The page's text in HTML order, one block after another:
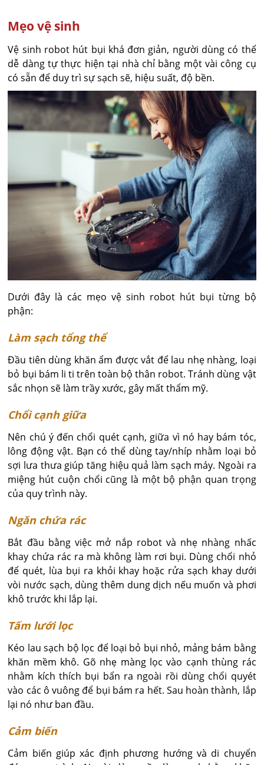
Mẹo vệ sinh
Vệ sinh robot hút bụi khá đơn giản, người dùng có thể
dễ dàng tự thực hiện tại nhà chỉ bằng một vài công cụ
có sẵn để duy trì sự sạch sẽ, hiệu suất, độ bền.
Dưới đây là các mẹo vệ sinh robot hút bụi từng bộ
phận:
Làm sạch tổng thể
Đầu tiên dùng khăn ẩm được vắt để lau nhẹ nhàng, loại
bỏ bụi bám li ti trên toàn bộ thân robot. Tránh dùng vật
sắc nhọn sẽ làm trầy xước, gây mất thẩm mỹ.
Chổi cạnh giữa
Nên chú ý đến chổi quét cạnh, giữa vì nó hay bám tóc,
lông động vật. Bạn có thể dùng tay/nhíp nhằm loại bỏ
sợi lưa thưa giúp tăng hiệu quả làm sạch máy. Ngoài ra
miệng hút cuộn chổi cũng là một bộ phận quan trọng
của quy trình này.
Ngăn chứa rác
Bắt đầu bằng việc mở nắp robot và nhẹ nhàng nhấc
khay chứa rác ra mà không làm rơi bụi. Dùng chổi nhỏ
để quét, lùa bụi ra khỏi khay hoặc rửa sạch khay dưới
vòi nước sạch, dùng thêm dung dịch nếu muốn và phơi
khô trước khi lắp lại.
Tấm lưới lọc
Kéo lau sạch bộ lọc để loại bỏ bụi nhỏ, mảng bám bằng
khăn mềm khô. Gõ nhẹ màng lọc vào cạnh thùng rác
nhằm kích thích bụi bẩn ra ngoài rồi dùng chổi quyét
vào các ô vuông để bụi bám ra hết. Sau hoàn thành, lắp
lại nó như ban đầu.
Cảm biến
Cảm biến giúp xác định phương hướng và di chuyển